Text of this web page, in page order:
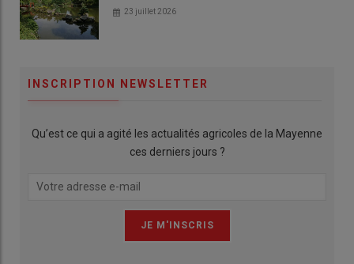
23 juillet 2026
INSCRIPTION NEWSLETTER
Qu’est ce qui a agité les actualités agricoles de la Mayenne
ces derniers jours ?